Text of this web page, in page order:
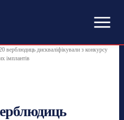
верблюдиць дискваліфікували з конкурсу
імплантів